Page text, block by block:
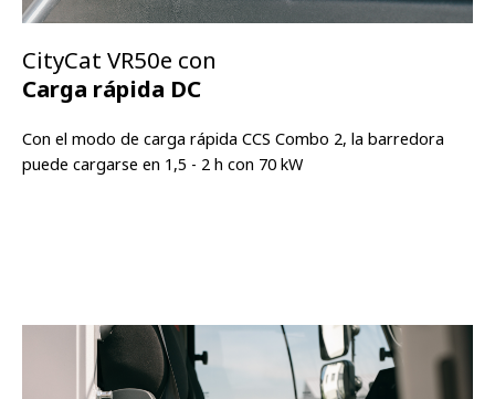
CityCat VR50e con
Carga rápida DC
Con el modo de carga rápida CCS Combo 2, la barredora
puede cargarse en 1,5 - 2 h con 70 kW